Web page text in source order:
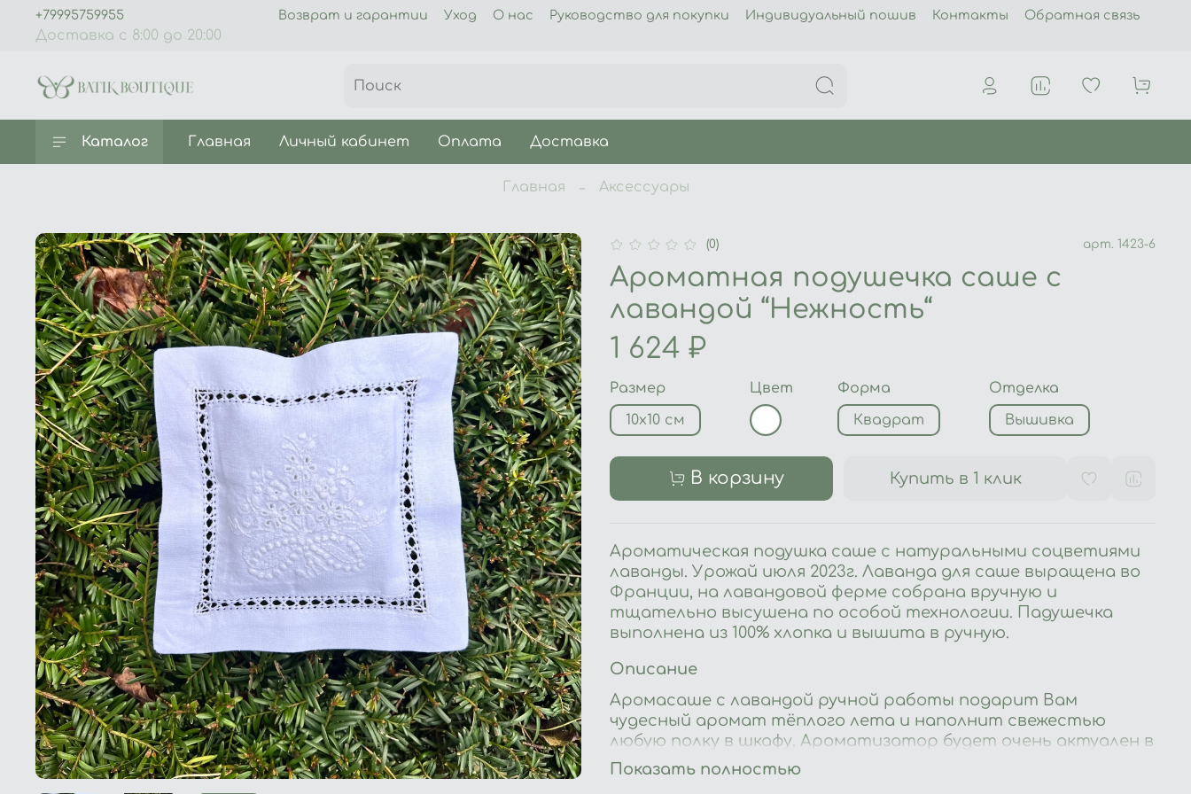
Возврат и гарантии Уход О нас Руководство для покупки Индивидуальный пошив Контакты Обратная связь
Доставка с 8:00 до 20:00
+79995759955
Каталог Главная Личный кабинет Оплата Доставка
Главная Аксессуары
(0) арт. 1423-6
Ароматная подушечка саше с
лавандой “Нежность“
1 624 ₽
Размер
10х10 см
Цвет
Форма
Квадрат
Отделка
Вышивка
В корзину Купить в 1 клик
Ароматическая подушка саше с натуральными соцветиями
лаванды. Урожай июля 2023г. Лаванда для саше выращена во
Франции, на лавандовой ферме собрана вручную и
тщательно высушена по особой технологии. Падушечка
выполнена из 100% хлопка и вышита в ручную.
Описание
Аромасаше с лавандой ручной работы подарит Вам
чудесный аромат тёплого лета и наполнит свежестью
любую полку в шкафу. Ароматизатор будет очень актуален в
гардеробных: разместите саше в бельевых ящиках, в
Показать полностью